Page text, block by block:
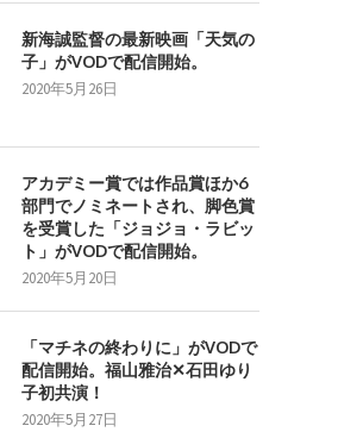
新海誠監督の最新映画「天気の
子」がVODで配信開始。
2020年5月26日
アカデミー賞では作品賞ほか6
部門でノミネートされ、脚色賞
を受賞した「ジョジョ・ラビッ
ト」がVODで配信開始。
2020年5月20日
「マチネの終わりに」がVODで
配信開始。福山雅治✕石田ゆり
子初共演！
2020年5月27日